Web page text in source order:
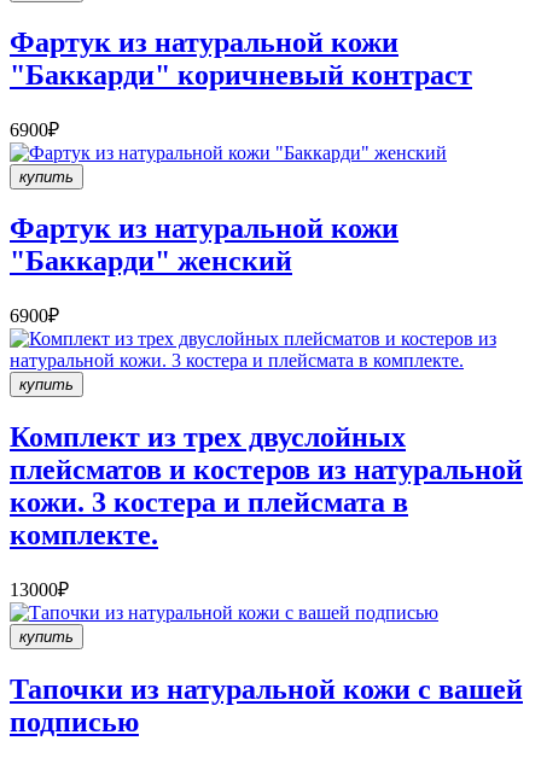
Фартук из натуральной кожи
"Баккарди" коричневый контраст
6900₽
купить
Фартук из натуральной кожи
"Баккарди" женский
6900₽
купить
Комплект из трех двуслойных
плейсматов и костеров из натуральной
кожи. 3 костера и плейсмата в
комплекте.
13000₽
купить
Тапочки из натуральной кожи с вашей
подписью